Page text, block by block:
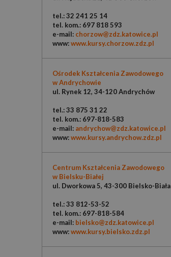
tel.: 32 241 25 14
tel. kom.: 697 818 593
e-mail: chorzow@zdz.katowice.pl
www:www.kursy.chorzow.zdz.pl
Ośrodek Kształcenia Zawodowego
w Andrychowie
ul. Rynek 12, 34-120 Andrychów
tel.: 33 875 31 22
tel. kom.: 697-818-583
e-mail: andrychow@zdz.katowice.pl
www:www.kursy.andrychow.zdz.pl
Centrum Kształcenia Zawodowego
w Bielsku-Białej
ul. Dworkowa 5, 43-300 Bielsko-Biała
tel.: 33 812-53-52
tel. kom.: 697-818-584
e-mail: bielsko@zdz.katowice.pl
www:www.kursy.bielsko.zdz.pl